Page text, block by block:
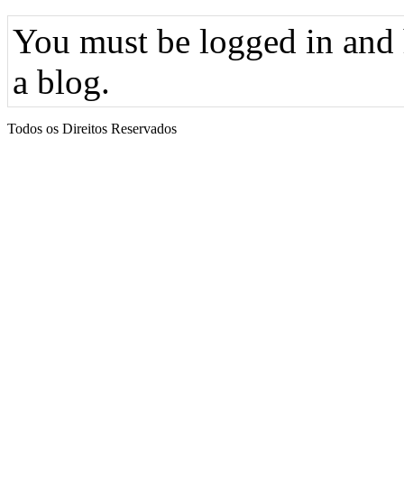
You must be logged in
a blog.
Todos os Direitos Reservados